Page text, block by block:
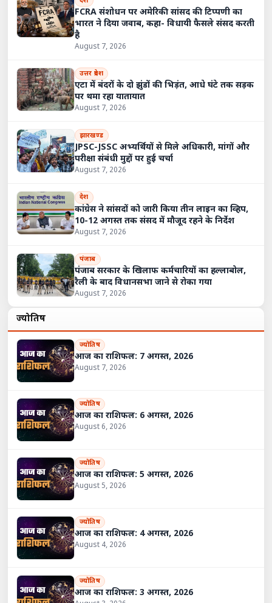
FCRA संशोधन पर अमेरिकी सांसद की टिप्पणी का
भारत ने दिया जवाब, कहा- विधायी फैसले संसद करती
है
August 7, 2026
उत्तर प्रदेश
एटा में बंदरों के दो झुंडों की भिड़ंत, आधे घंटे तक सड़क
पर थमा रहा यातायात
August 7, 2026
झारखण्ड
JPSC-JSSC अभ्यर्थियों से मिले अधिकारी, मांगों और
परीक्षा संबंधी मुद्दों पर हुई चर्चा
August 7, 2026
देश
कांग्रेस ने सांसदों को जारी किया तीन लाइन का व्हिप,
10-12 अगस्त तक संसद में मौजूद रहने के निर्देश
August 7, 2026
पंजाब
पंजाब सरकार के खिलाफ कर्मचारियों का हल्लाबोल,
रैली के बाद विधानसभा जाने से रोका गया
August 7, 2026
ज्योतिष
ज्योतिष
आज का राशिफल: 7 अगस्त, 2026
August 7, 2026
ज्योतिष
आज का राशिफल: 6 अगस्त, 2026
August 6, 2026
ज्योतिष
आज का राशिफल: 5 अगस्त, 2026
August 5, 2026
ज्योतिष
आज का राशिफल: 4 अगस्त, 2026
August 4, 2026
ज्योतिष
आज का राशिफल: 3 अगस्त, 2026